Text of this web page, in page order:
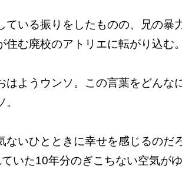
いる振りをしたものの、兄の暴
む廃校のアトリエに転がり込む。
ようウンソ。この言葉をどんな
いひとときに幸せを感じるのだ
いた10年分のぎこちない空気が